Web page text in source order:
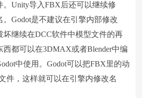
。Unity导入FBX后还可以继续修
Godot是不建议在引擎内部修改
坏继续在DCC软件中模型文件的再
西都可以在3DMAX或者Blender中编
中使用。Godot可以把FBX里的动
件，这样就可以在引擎内修改名